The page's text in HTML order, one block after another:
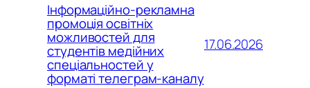
Інформаційно-рекламна
промоція освітніх
можливостей для
студентів медійних
спеціальностей у
форматі телеграм-каналу
17.06.2026